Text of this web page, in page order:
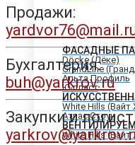
ФАСАДНЫЕ
Döcke (Дёке)
GrandLine
Альта Профиль
Ю-пласт
White Hills (Вайт
Атлас Стоун
White Hills (Вайт
Продажи:
Бухгалтерия:
buh@yarkrov.ru
Закупки и